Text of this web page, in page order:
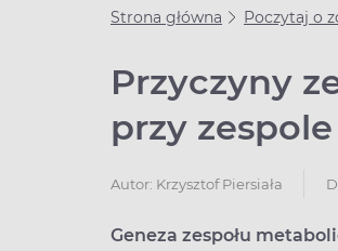
Strona główna Poczytaj o
Przyczyny
przy
Autor: Krzysztof Piersiała
Geneza zespołu